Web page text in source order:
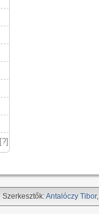
[?]
Szerkesztők:Antalóczy Tibor,